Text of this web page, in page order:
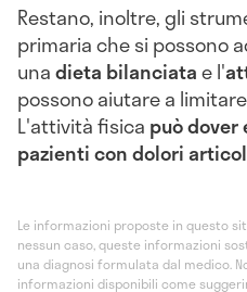
Restano, inoltre, gli
primaria che si possono
unadieta bilanciatae l'
possono aiutare a
L'attività fisica può
pazienti con dolori
Le informazioni proposte in questo
nessun caso, queste informazioni
una diagnosi formulata dal medico.
informazioni disponibili come